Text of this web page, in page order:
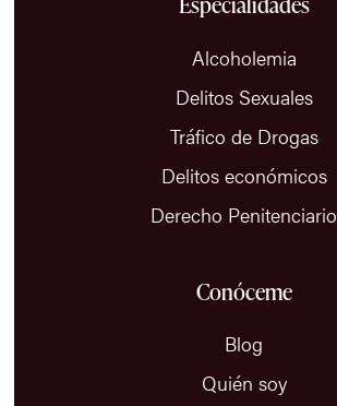
Alcoholemia
Delitos Sexuales
Tráfico de Drogas
Delitos económicos
Derecho Penitenciario
Conóceme
Blog
Quién soy